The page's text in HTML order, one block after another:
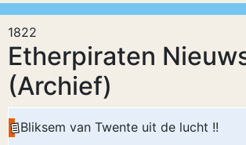
1822
Etherpiraten
(Archief)
Bliksem van Twente uit de lucht !!